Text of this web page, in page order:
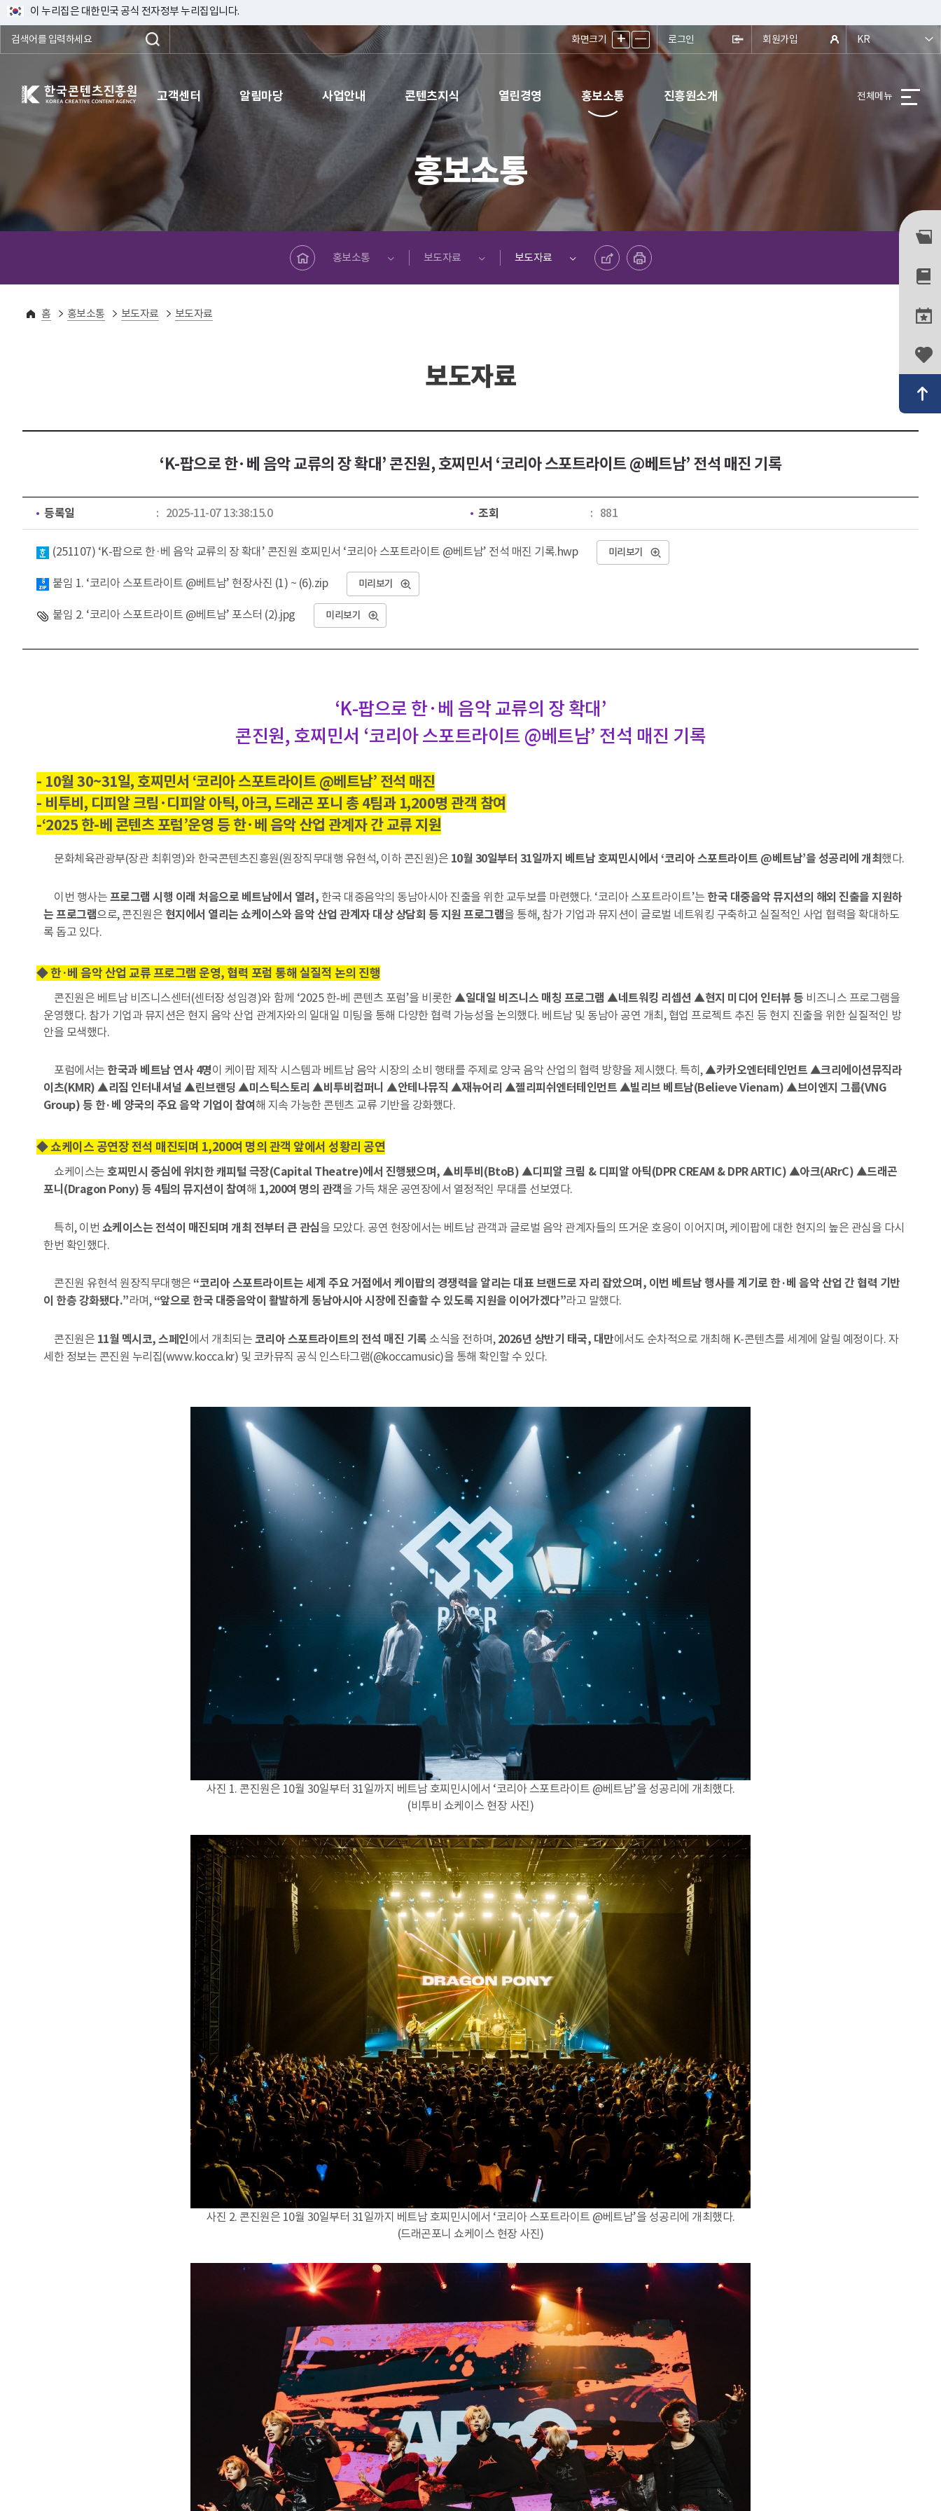
이 누리집은 대한민국 공식 전자정부 누리집입니다.
화면크기 + ㅡ 로그인 회원가입 KR
한국콘텐츠진흥원 KOREA CREATIVE CONTENT AGENCY 고객센터 알림마당 사업안내 콘텐츠지식 열린경영 홍보소통 진흥원소개 전체메뉴
홍보소통
메인페이지로 바로가기
홍보소통
보도자료 보도자료
공유하기 프린트하기
홈 홍보소통 보도자료 보도자료
보도자료
‘K-팝으로 한·베 음악 교류의 장 확대’ 콘진원, 호찌민서 ‘코리아 스포트라이트 @베트남’ 전석 매진 기록
등록일 2025-11-07 13:38:15.0 조회
881
(251107) ‘K-팝으로 한·베 음악 교류의 장 확대’ 콘진원 호찌민서 ‘코리아 스포트라이트 @베트남’ 전석 매진 기록.hwp
미리보기
붙임 1. ‘코리아 스포트라이트 @베트남’ 현장사진 (1) ~ (6).zip 미리보기
붙임 2. ‘코리아 스포트라이트 @베트남’ 포스터 (2).jpg 미리보기
‘K-팝으로 한·베 음악 교류의 장 확대’
콘진원, 호찌민서 ‘코리아 스포트라이트 @베트남’ 전석 매진 기록
- 10월 30~31일, 호찌민서 ‘코리아 스포트라이트 @베트남’ 전석 매진
- 비투비, 디피알 크림·디피알 아틱, 아크, 드래곤 포니 총 4팀과 1,200명 관객 참여
-‘2025 한-베 콘텐츠 포럼’운영 등 한·베 음악 산업 관계자 간 교류 지원
문화체육관광부(장관 최휘영)와 한국콘텐츠진흥원(원장직무대행 유현석, 이하 콘진원)은 10월 30일부터 31일까지 베트남 호찌민시에서 ‘코리아 스포트라이트 @베트남’을 성공리에 개최 했다.
이번 행사는 프로그램 시행 이래 처음으로 베트남에서 열려, 한국 대중음악의 동남아시아 진출을 위한 교두보를 마련했다. ‘코리아 스포트라이트’는 한국 대중음악 뮤지션의 해외 진출을 지원하
는 프로그램으로, 콘진원은 현지에서 열리는 쇼케이스와 음악 산업 관계자 대상 상담회 등 지원 프로그램을 통해, 참가 기업과 뮤지션이 글로벌 네트워킹 구축하고 실질적인 사업 협력을 확대하도
록 돕고 있다.
◆ 한·베 음악 산업 교류 프로그램 운영, 협력 포럼 통해 실질적 논의 진행
콘진원은 베트남 비즈니스센터(센터장 성임경)와 함께 ‘2025 한-베 콘텐츠 포럼’을 비롯한 ▲일대일 비즈니스 매칭 프로그램 ▲네트워킹 리셉션 ▲현지 미디어 인터뷰 등 비즈니스 프로그램을
운영했다. 참가 기업과 뮤지션은 현지 음악 산업 관계자와의 일대일 미팅을 통해 다양한 협력 가능성을 논의했다. 베트남 및 동남아 공연 개최, 협업 프로젝트 추진 등 현지 진출을 위한 실질적인 방
안을 모색했다.
포럼에서는 한국과 베트남 연사 4명이 케이팝 제작 시스템과 베트남 음악 시장의 소비 행태를 주제로 양국 음악 산업의 협력 방향을 제시했다. 특히,▲카카오엔터테인먼트 ▲크리에이션뮤직라
이츠(KMR) ▲리짐 인터내셔널 ▲린브랜딩 ▲미스틱스토리 ▲비투비컴퍼니 ▲안테나뮤직 ▲재뉴어리 ▲젤리피쉬엔터테인먼트 ▲빌리브 베트남(Believe Vienam) ▲브이엔지 그룹(VNG
Group) 등 한·베 양국의 주요 음악 기업이 참여 해 지속 가능한 콘텐츠 교류 기반을 강화했다.
◆ 쇼케이스 공연장 전석 매진되며 1,200여 명의 관객 앞에서 성황리 공연
쇼케이스는 호찌민시 중심에 위치한 캐피털 극장(Capital Theatre)에서 진행됐으며, ▲비투비(BtoB) ▲디피알 크림 & 디피알 아틱(DPR CREAM & DPR ARTIC) ▲아크(ARrC) ▲드래곤
포니(Dragon Pony) 등 4팀의 뮤지션이 참여 해 1,200여 명의 관객을 가득 채운 공연장에서 열정적인 무대를 선보였다.
특히, 이번 쇼케이스는 전석이 매진되며 개최 전부터 큰 관심을 모았다. 공연 현장에서는 베트남 관객과 글로벌 음악 관계자들의 뜨거운 호응이 이어지며, 케이팝에 대한 현지의 높은 관심을 다시
한번 확인했다.
콘진원 유현석 원장직무대행은 “코리아 스포트라이트는 세계 주요 거점에서 케이팝의 경쟁력을 알리는 대표 브랜드로 자리 잡았으며, 이번 베트남 행사를 계기로 한·베 음악 산업 간 협력 기반
이 한층 강화됐다.”라며,“앞으로 한국 대중음악이 활발하게 동남아시아 시장에 진출할 수 있도록 지원을 이어가겠다”라고 말했다.
콘진원은 11월 멕시코, 스페인에서 개최되는 코리아 스포트라이트의 전석 매진 기록 소식을 전하며, 2026년 상반기 태국, 대만에서도 순차적으로 개최해 K-콘텐츠를 세계에 알릴 예정이다. 자
세한 정보는 콘진원 누리집(www.kocca.kr) 및 코카뮤직 공식 인스타그램(@koccamusic)을 통해 확인할 수 있다.
사진 1. 콘진원은 10월 30일부터 31일까지 베트남 호찌민시에서 ‘코리아 스포트라이트 @베트남’을 성공리에 개최했다.
(비투비 쇼케이스 현장 사진)
사진 2. 콘진원은 10월 30일부터 31일까지 베트남 호찌민시에서 ‘코리아 스포트라이트 @베트남’을 성공리에 개최했다.
(드래곤포니 쇼케이스 현장 사진)